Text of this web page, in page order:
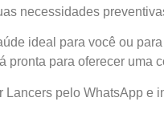
necessidades
ideal para você ou
pronta para oferecer uma
Lancers pelo WhatsApp e